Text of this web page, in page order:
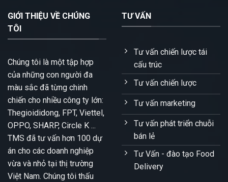
GIỚI THIỆU VỀ CHÚNG
TÔI
Chúng tôi là một tập hợp
của những con người đa
màu sắc đã từng chinh
chiến cho nhiều công ty lớn:
Thegioididong, FPT, Viettel,
OPPO, SHARP, Circle K ...
TMS đã tư vấn hơn 100 dự
án cho các doanh nghiệp
vừa và nhỏ tại thị trường
Việt Nam. Chúng tôi thấu
TƯ VẤN
Tư vấn chiến lược tái
cấu trúc
Tư vấn chiến lược
Tư vấn marketing
Tư vấn phát triển chuỗi
bán lẻ
Tư Vấn - đào tạo Food
Delivery